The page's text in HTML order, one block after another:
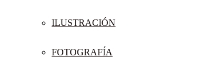
ILUSTRACIÓN
FOTOGRAFÍA